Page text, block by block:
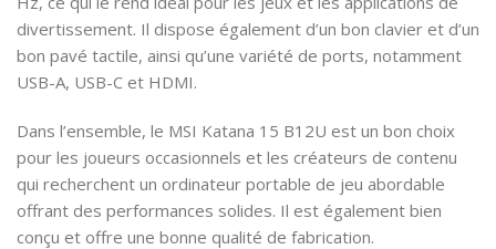
divertissement. Il dispose également d’un bon clavier et d’un
bon pavé tactile, ainsi qu’une variété de ports, notamment
USB-A, USB-C et HDMI.
Dans l’ensemble, le MSI Katana 15 B12U est un bon choix
pour les joueurs occasionnels et les créateurs de contenu
qui recherchent un ordinateur portable de jeu abordable
offrant des performances solides. Il est également bien
conçu et offre une bonne qualité de fabrication.